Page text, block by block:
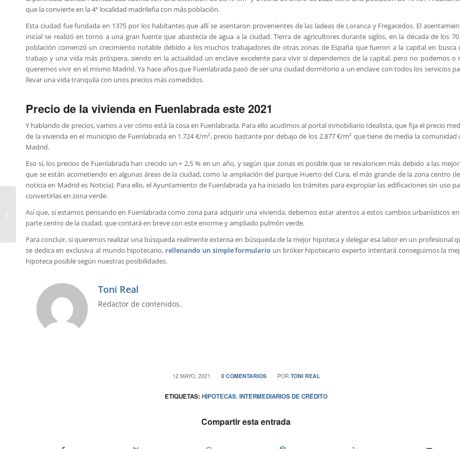
que la convierte en la 4ª localidad madrileña con más población.
Esta ciudad fue fundada en 1375 por los habitantes que allí se asentaron provenientes de las ladeas de Loranca y Fregacedos. El
inicial se realizó en torno a una gran fuente que abastecía de agua a la ciudad. Tierra de agricultores durante siglos, en la década de los
población comenzó un crecimiento notable debido a los muchos trabajadores de otras zonas de España que fueron a la capital en busca
trabajo y una vida más próspera, siendo en la actualidad un enclave excelente para vivir si dependemos de la capital, pero no podemos o
queremos vivir en el mismo Madrid. Ya hace años que Fuenlabrada pasó de ser una ciudad dormitorio a un enclave con todos los servicios
llevar una vida tranquila con unos precios más comedidos.
Precio de la vivienda en Fuenlabrada este 2021
Y hablando de precios, vamos a ver cómo está la cosa en Fuenlabrada. Para ello acudimos al portal inmobiliario Idealista, que fija el precio
de la vivienda en el municipio de Fuenlabrada en 1.724 €/m², precio bastante por debajo de los 2.877 €/m² que tiene de media la comunidad
Madrid.
Eso sí, los precios de Fuenlabrada han crecido un + 2,5 % en un año, y según que zonas es posible que se revaloricen más debido a las
que se están acometiendo en algunas áreas de la ciudad, como la ampliación del parque Huerto del Cura, el más grande de la zona centro
noticia en Madrid es Noticia). Para ello, el Ayuntamiento de Fuenlabrada ya ha iniciado los trámites para expropiar las edificaciones sin uso
convertirlas en zona verde.
Así que, si estamos pensando en Fuenlabrada como zona para adquirir una vivienda, debemos estar atentos a estos cambios urbanísticos
parte centro de la ciudad, que contará en breve con este enorme y ampliado pulmón verde.
Para concluir, si queremos realizar una búsqueda realmente extensa en búsqueda de la mejor hipoteca y delegar esa labor en un profesional
se dedica en exclusiva al mundo hipotecario, rellenando un simple formulario un bróker hipotecario experto intentará conseguirnos la
hipoteca posible según nuestras posibilidades.
Toni Real
Redactor de contenidos.
12 MAYO, 2021
/ 0 COMENTARIOS
/ POR TONI REAL
ETIQUETAS: HIPOTECAS, INTERMEDIARIOS DE CRÉDITO
Compartir esta entrada
Inversión en Bitcoin